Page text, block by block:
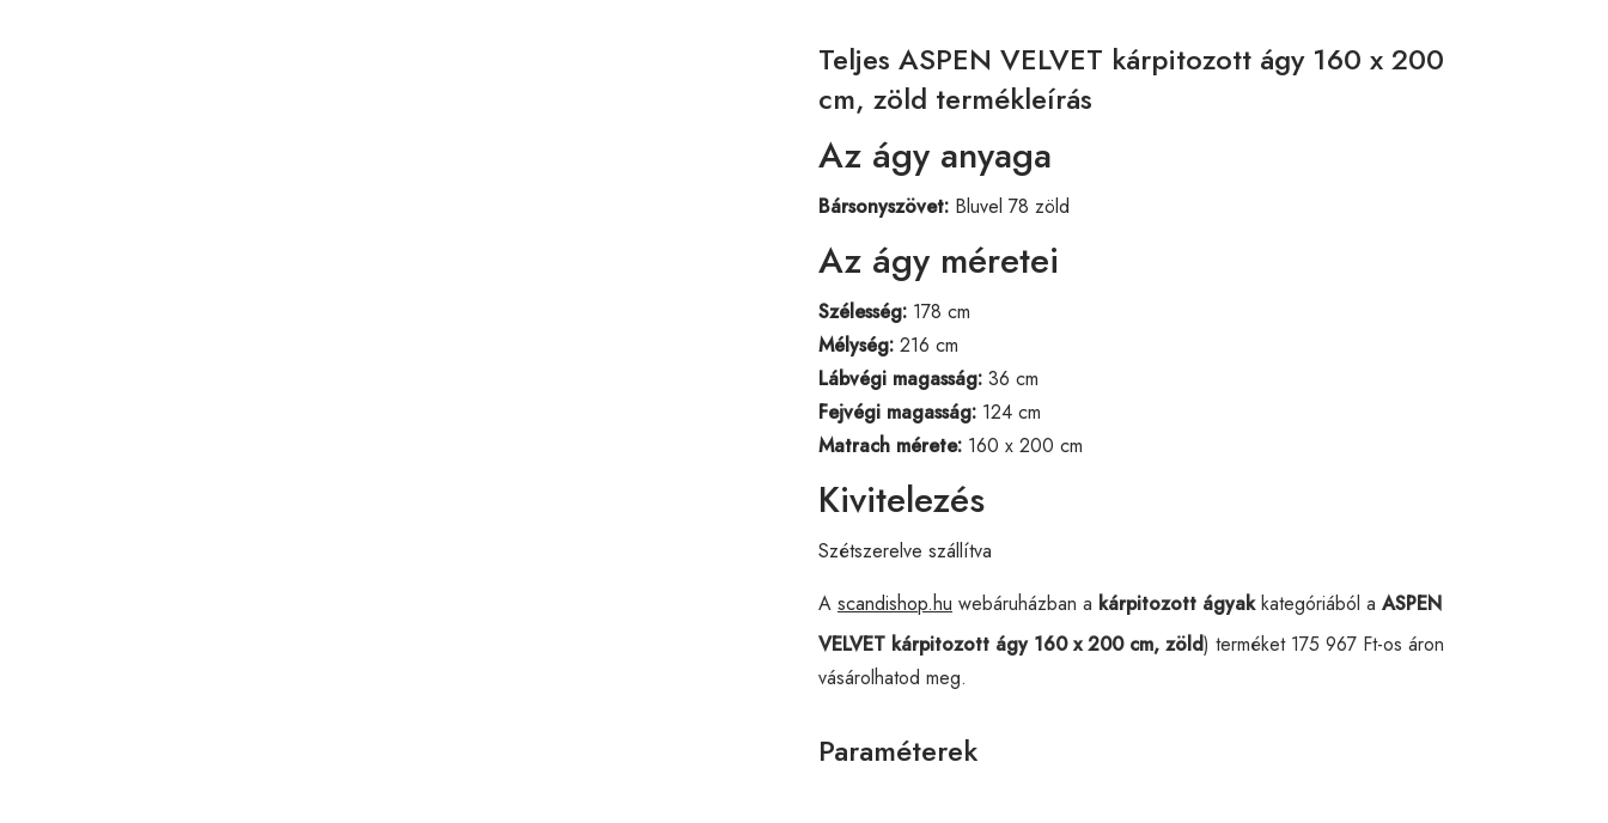
Teljes ASPEN VELVET kárpitozott ágy 160 x 200
cm, zöld termékleírás
Az ágy anyaga
Bársonyszövet: Bluvel 78 zöld
Az ágy méretei
Szélesség: 178 cm
Mélység: 216 cm
Lábvégi magasság: 36 cm
Fejvégi magasság: 124 cm
Matrach mérete: 160 x 200 cm
Kivitelezés
Szétszerelve szállítva
A scandishop.hu webáruházban a kárpitozott ágyakkategóriából a ASPEN
VELVET kárpitozott ágy 160 x 200 cm, zöld) terméket 175 967 Ft-os áron
vásárolhatod meg.
Paraméterek